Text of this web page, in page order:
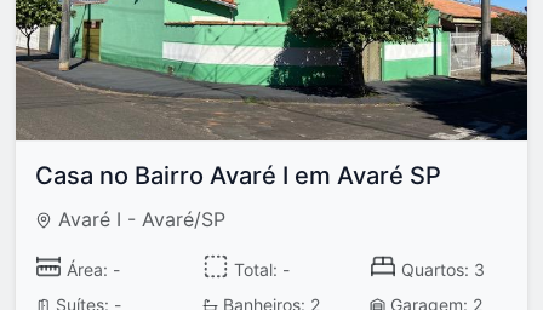
Casa no Bairro Avaré I em Avaré SP
Avaré I - Avaré/SP
Área: - Total: -
Quartos: 3
Suítes: -
Banheiros: 2 Garagem: 2